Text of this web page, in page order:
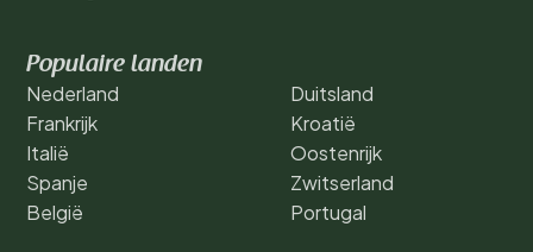
Populaire landen
Nederland
Frankrijk
Italië
Spanje
België
Duitsland
Kroatië
Oostenrijk
Zwitserland
Portugal